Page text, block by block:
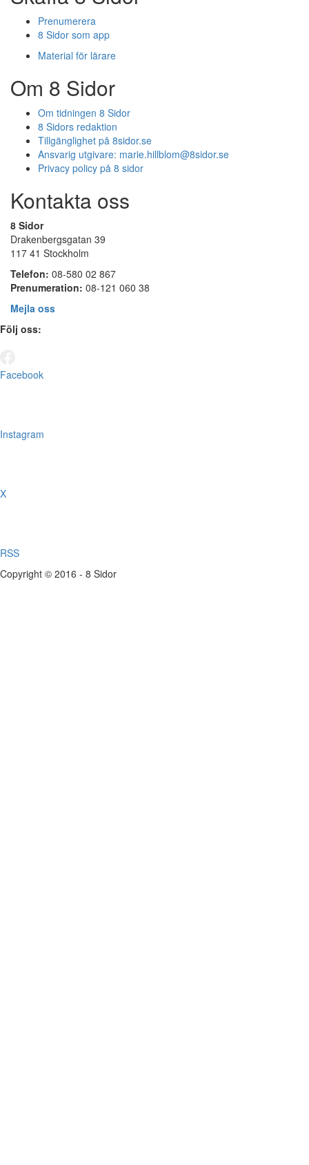
Prenumerera
8 Sidor som app
Material för lärare
Om 8 Sidor
Om tidningen 8 Sidor
8 Sidors redaktion
Tillgänglighet på 8sidor.se
Ansvarig utgivare: marie.hillblom@8sidor.se
Privacy policy på 8 sidor
Kontakta oss
8 Sidor
Drakenbergsgatan 39
117 41 Stockholm
Telefon: 08-580 02 867
Prenumeration: 08-121 060 38
Mejla oss
Följ oss:
Facebook
Instagram
X
RSS
Copyright © 2016 - 8 Sidor